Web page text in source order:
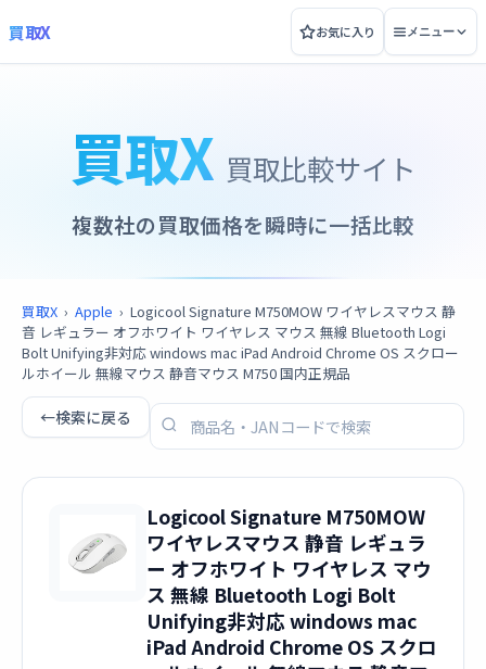
買取X お気に入り メニュー
買取X 買取比較サイト
複数社の買取価格を瞬時に一括比較
買取X › Apple › Logicool Signature M750MOW ワイヤレスマウス 静
音 レギュラー オフホワイト ワイヤレス マウス 無線 Bluetooth Logi
Bolt Unifying非対応 windows mac iPad Android Chrome OS スクロー
ルホイール 無線マウス 静音マウス M750 国内正規品
←検索に戻る
Logicool Signature M750MOW
ワイヤレスマウス 静音 レギュラ
ー オフホワイト ワイヤレス マウ
ス 無線 Bluetooth Logi Bolt
Unifying非対応 windows mac
iPad Android Chrome OS スクロ